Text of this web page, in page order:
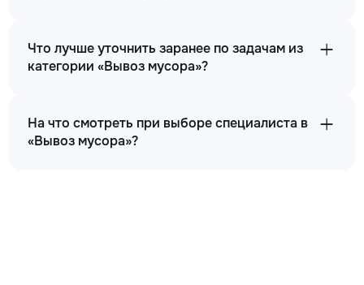
Что лучше уточнить заранее по задачам из
категории «Вывоз мусора»?
На что смотреть при выборе специалиста в
«Вывоз мусора»?